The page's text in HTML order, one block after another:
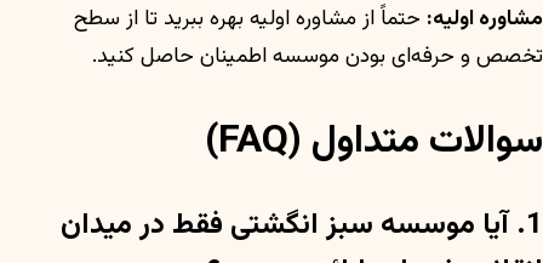
مشاوره اولیه: حتماً از مشاوره اولیه بهره ببرید تا از سطح
تخصص و حرفه‌ای بودن موسسه اطمینان حاصل کنید.
سوالات متداول (FAQ)
1. آیا موسسه سبز انگشتی فقط در میدان